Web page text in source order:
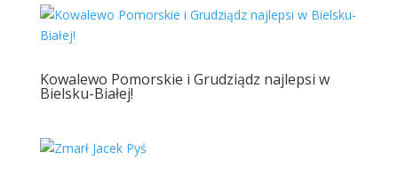
Kowalewo Pomorskie i Grudziądz najlepsi w
Bielsku-Białej!